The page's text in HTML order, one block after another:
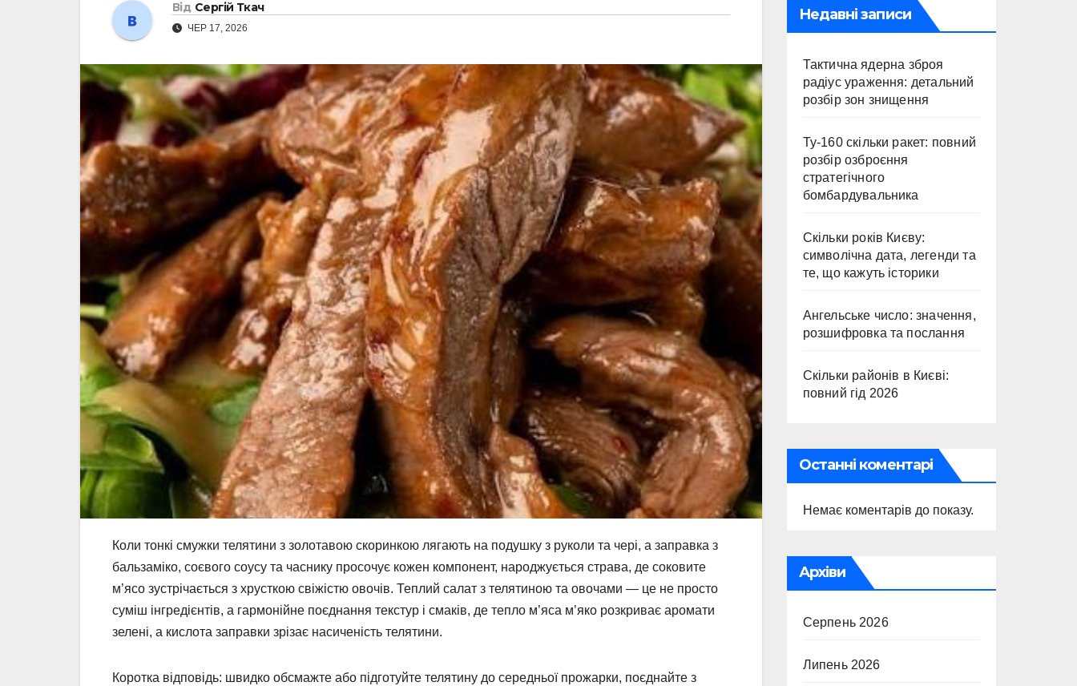
Від Сергій Ткач
ЧЕР 17, 2026
Коли тонкі смужки телятини з золотавою скоринкою лягають на подушку з руколи та чері, а заправка з
бальзаміко, соєвого соусу та часнику просочує кожен компонент, народжується страва, де соковите
м’ясо зустрічається з хрусткою свіжістю овочів. Теплий салат з телятиною та овочами — це не просто
суміш інгредієнтів, а гармонійне поєднання текстур і смаків, де тепло м’яса м’яко розкриває аромати
зелені, а кислота заправки зрізає насиченість телятини.
Коротка відповідь: швидко обсмажте або підготуйте телятину до середньої прожарки, поєднайте з
Недавні записи
Тактична ядерна зброя
радіус ураження: детальний
розбір зон знищення
Ту-160 скільки ракет: повний
розбір озброєння
стратегічного
бомбардувальника
Скільки років Києву:
символічна дата, легенди та
те, що кажуть історики
Ангельське число: значення,
розшифровка та послання
Скільки районів в Києві:
повний гід 2026
Останні коментарі
Немає коментарів до показу.
Архіви
Серпень 2026
Липень 2026